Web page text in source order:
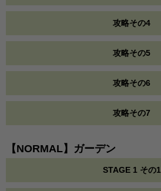
攻略その4
攻略その5
攻略その6
攻略その7
【NORMAL】ガーデン
STAGE 1 その1